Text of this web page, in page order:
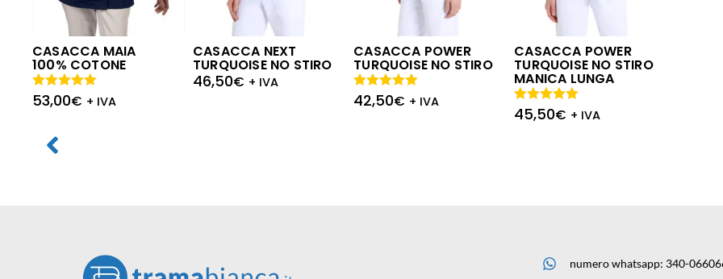
CASACCA MAIA
100% COTONE
53,00€ + IVA
Valutato
5.00 su 5
CASACCA NEXT
TURQUOISE NO STIRO
46,50€ + IVA
CASACCA POWER
TURQUOISE NO STIRO
42,50€ + IVA
Valutato
5.00
CASACCA POWER
TURQUOISE NO STIRO
MANICA LUNGA
45,50€ + IVA
Valutato
5.00
numero whatsapp: 340-